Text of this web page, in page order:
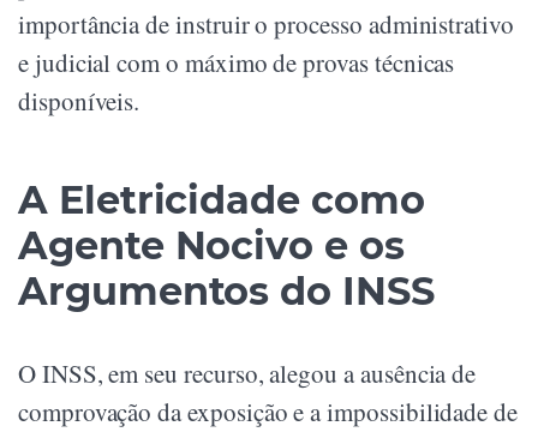
importância de instruir o processo administrativo
e judicial com o máximo de provas técnicas
disponíveis.
A Eletricidade como
Agente Nocivo e os
Argumentos do INSS
O INSS, em seu recurso, alegou a ausência de
comprovação da exposição e a impossibilidade de